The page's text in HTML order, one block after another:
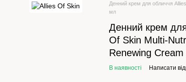
Денний крем для обличчя
мл
Денний крем
Of Skin Multi-
Renewing
В наявності Написати